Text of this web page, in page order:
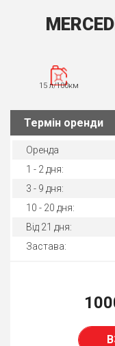
15 л/100км
Термін оренди
Оренда
1 - 2 дня:
3 - 9 дня:
10 - 20 дня:
Від 21 дня:
Застава: